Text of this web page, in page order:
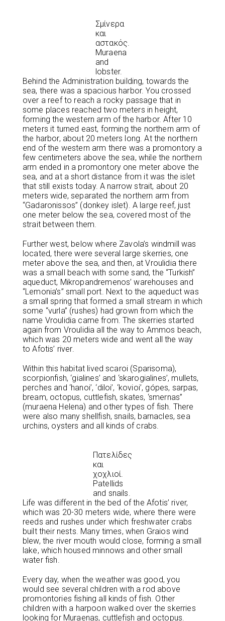
Σμίνερα
και
αστακός.
Muraena
and
lobster.
Behind the Administration building, towards the
sea, there was a spacious harbor. You crossed
over a reef to reach a rocky passage that in
some places reached two meters in height,
forming the western arm of the harbor. After 10
meters it turned east, forming the northern arm of
the harbor, about 20 meters long. At the northern
end of the western arm there was a promontory a
few centimeters above the sea, while the northern
arm ended in a promontory one meter above the
sea, and at a short distance from it was the islet
that still exists today. A narrow strait, about 20
meters wide, separated the northern arm from
“Gadaronissos” (donkey islet). A large reef, just
one meter below the sea, covered most of the
strait between them.
Further west, below where Zavola’s windmill was
located, there were several large skerries, one
meter above the sea, and then, at Vroulidia there
was a small beach with some sand, the “Turkish”
aqueduct, Mikropandremenos’ warehouses and
“Lemonia’s” small port. Next to the aqueduct was
a small spring that formed a small stream in which
some “vurla” (rushes) had grown from which the
name Vroulidia came from. The skerries started
again from Vroulidia all the way to Ammos beach,
which was 20 meters wide and went all the way
to Afotis’ river.
Within this habitat lived scaroi (Sparisoma),
scorpionfish, ‘gialines’ and ‘skarogialines’, mullets,
perches and ‘hanoi’, ‘diloi’, ‘kovioi’, gópes, sarpas,
bream, octopus, cuttlefish, skates, ‘smernas”
(muraena Helena) and other types of fish. There
were also many shellfish, snails, barnacles, sea
urchins, oysters and all kinds of crabs.
Πατελίδες
και
χοχλιοί.
Patellids
and snails.
Life was different in the bed of the Afotis’ river,
which was 20-30 meters wide, where there were
reeds and rushes under which freshwater crabs
built their nests. Many times, when Graios wind
blew, the river mouth would close, forming a small
lake, which housed minnows and other small
water fish.
Every day, when the weather was good, you
would see several children with a rod above
promontories fishing all kinds of fish. Other
children with a harpoon walked over the skerries
looking for Muraenas, cuttlefish and octopus.